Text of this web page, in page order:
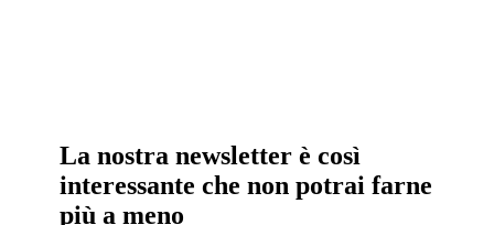
La nostra newsletter è così
interessante che non potrai farne
più a meno